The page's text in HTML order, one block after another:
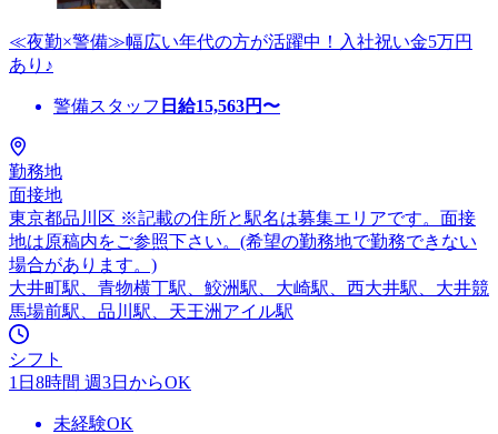
≪夜勤×警備≫幅広い年代の方が活躍中！入社祝い金5万円
あり♪
警備スタッフ 日給15,563円〜
勤務地
面接地
東京都品川区 ※記載の住所と駅名は募集エリアです。面接
地は原稿内をご参照下さい。(希望の勤務地で勤務できない
場合があります。)
大井町駅、青物横丁駅、鮫洲駅、大崎駅、西大井駅、大井競
馬場前駅、品川駅、天王洲アイル駅
シフト
1日8時間 週3日からOK
未経験OK